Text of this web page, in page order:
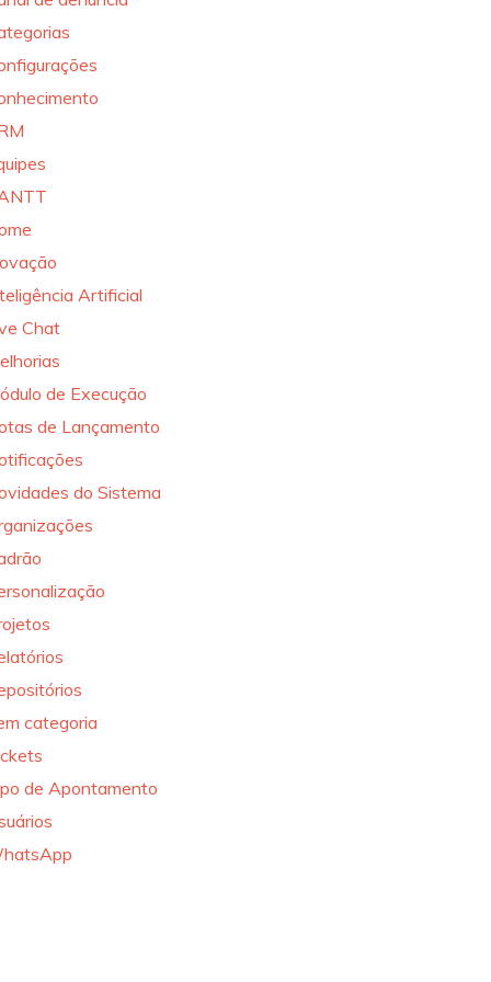
Artificial
Chat
de Execução
de Lançamento
do Sistema
categoria
de Apontamento